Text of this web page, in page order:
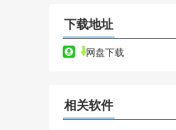
下载地址
网盘下载
相关软件